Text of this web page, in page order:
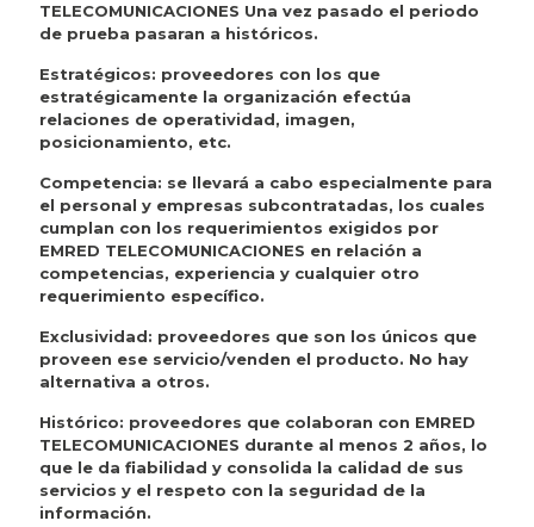
TELECOMUNICACIONES Una vez pasado el periodo
de prueba pasaran a históricos.
Estratégicos: proveedores con los que
estratégicamente la organización efectúa
relaciones de operatividad, imagen,
posicionamiento, etc.
Competencia: se llevará a cabo especialmente para
el personal y empresas subcontratadas, los cuales
cumplan con los requerimientos exigidos por
EMRED TELECOMUNICACIONES en relación a
competencias, experiencia y cualquier otro
requerimiento específico.
Exclusividad: proveedores que son los únicos que
proveen ese servicio/venden el producto. No hay
alternativa a otros.
Histórico: proveedores que colaboran con EMRED
TELECOMUNICACIONES durante al menos 2 años, lo
que le da fiabilidad y consolida la calidad de sus
servicios y el respeto con la seguridad de la
información.